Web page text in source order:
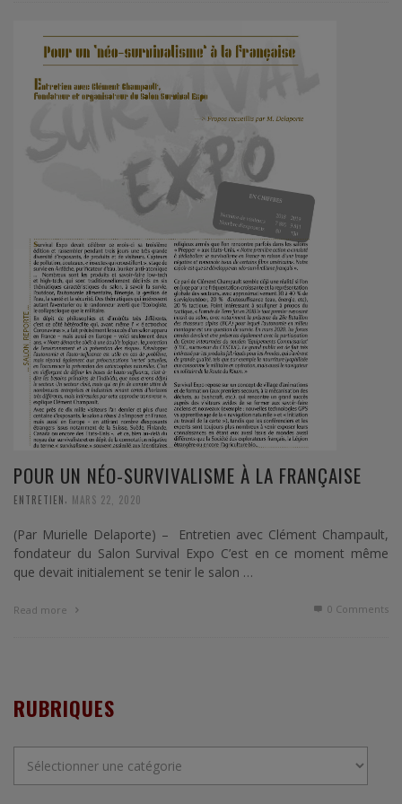
POUR UN NÉO-SURVIVALISME À LA FRANÇAISE
ENTRETIEN, MARS 22, 2020
(Par Murielle Delaporte) – Entretien avec Clément Champault,
fondateur du Salon Survival Expo C’est en ce moment même
que devait initialement se tenir le salon …
Read more 0 Comments
RUBRIQUES